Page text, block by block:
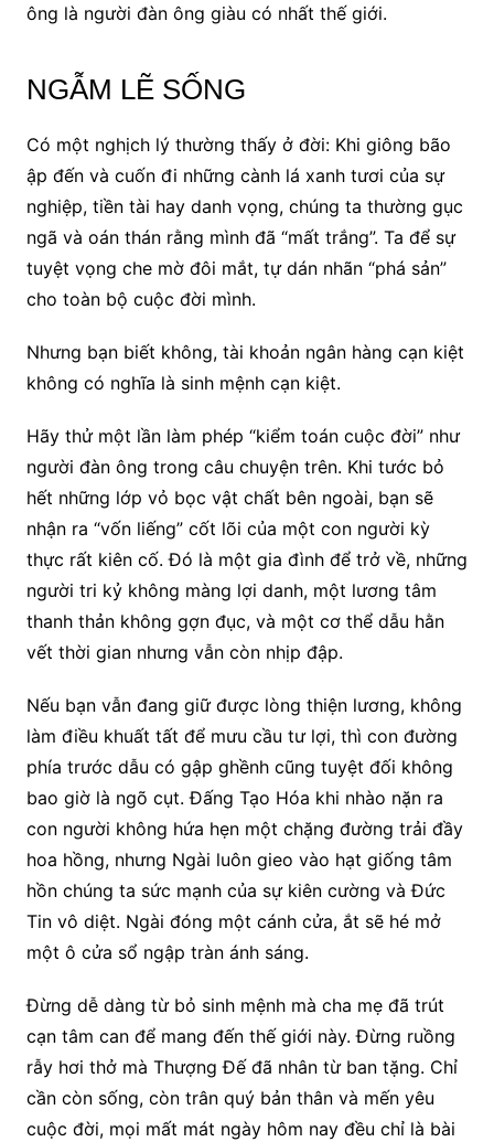
ông là người đàn ông giàu có nhất thế giới.
NGẪM LẼ SỐNG
Có một nghịch lý thường thấy ở đời: Khi giông bão
ập đến và cuốn đi những cành lá xanh tươi của sự
nghiệp, tiền tài hay danh vọng, chúng ta thường gục
ngã và oán thán rằng mình đã “mất trắng”. Ta để sự
tuyệt vọng che mờ đôi mắt, tự dán nhãn “phá sản”
cho toàn bộ cuộc đời mình.
Nhưng bạn biết không, tài khoản ngân hàng cạn kiệt
không có nghĩa là sinh mệnh cạn kiệt.
Hãy thử một lần làm phép “kiểm toán cuộc đời” như
người đàn ông trong câu chuyện trên. Khi tước bỏ
hết những lớp vỏ bọc vật chất bên ngoài, bạn sẽ
nhận ra “vốn liếng” cốt lõi của một con người kỳ
thực rất kiên cố. Đó là một gia đình để trở về, những
người tri kỷ không màng lợi danh, một lương tâm
thanh thản không gợn đục, và một cơ thể dẫu hằn
vết thời gian nhưng vẫn còn nhịp đập.
Nếu bạn vẫn đang giữ được lòng thiện lương, không
làm điều khuất tất để mưu cầu tư lợi, thì con đường
phía trước dẫu có gập ghềnh cũng tuyệt đối không
bao giờ là ngõ cụt. Đấng Tạo Hóa khi nhào nặn ra
con người không hứa hẹn một chặng đường trải đầy
hoa hồng, nhưng Ngài luôn gieo vào hạt giống tâm
hồn chúng ta sức mạnh của sự kiên cường và Đức
Tin vô diệt. Ngài đóng một cánh cửa, ắt sẽ hé mở
một ô cửa sổ ngập tràn ánh sáng.
Đừng dễ dàng từ bỏ sinh mệnh mà cha mẹ đã trút
cạn tâm can để mang đến thế giới này. Đừng ruồng
rẫy hơi thở mà Thượng Đế đã nhân từ ban tặng. Chỉ
cần còn sống, còn trân quý bản thân và mến yêu
cuộc đời, mọi mất mát ngày hôm nay đều chỉ là bài